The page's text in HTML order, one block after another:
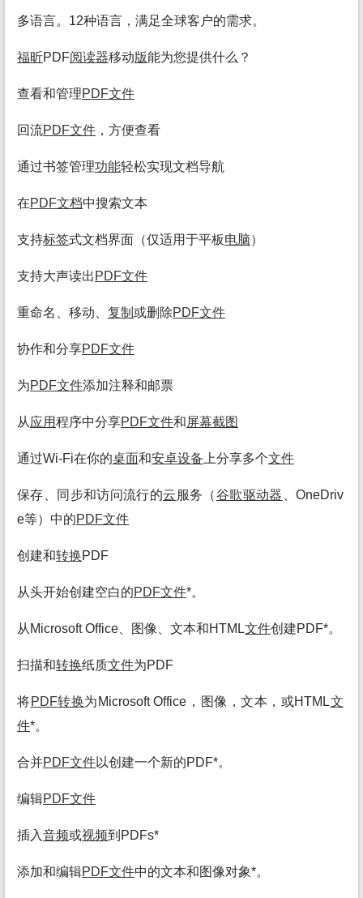
多语言。12种语言，满足全球客户的需求。
福昕PDF阅读器移动版能为您提供什么？
查看和管理PDF文件
回流PDF文件 ，方便查看
通过书签管理功能轻松实现文档导航
在PDF文档中搜索文本
支持标签式文档界面（仅适用于平板电脑）
支持大声读出 PDF文件
重命名、移动、 复制 或删除PDF文件
协作和分享PDF文件
为PDF文件添加注释和邮票
从应用程序中分享PDF文件和屏幕截图
通过Wi-Fi在你的桌面和安卓设备 上分享多个文件
保存、同步和访问流行的云 服务（谷歌驱动器 、OneDriv
e等）中的PDF文件
创建和转换PDF
从头开始创建空白的PDF文件*。
从Microsoft Office、图像、文本和HTML文件创建PDF*。
扫描和转换纸质文件为PDF
将PDF转换为Microsoft Office，图像，文本，或HTML文
件*。
合并PDF文件以创建一个新的PDF*。
编辑PDF文件
插入音频或视频到PDFs*
添加和编辑PDF文件中的文本和图像对象*。